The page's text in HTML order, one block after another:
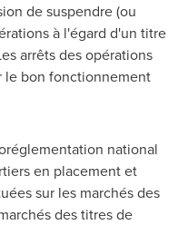
de suspendre (ou
à l'égard d'un titre
arrêts des opérations
le bon fonctionnement
national
en placement et
sur les marchés des
des titres de